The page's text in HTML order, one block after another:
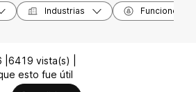
Industrias Funciones
6419 vista(s) |
esto fue útil